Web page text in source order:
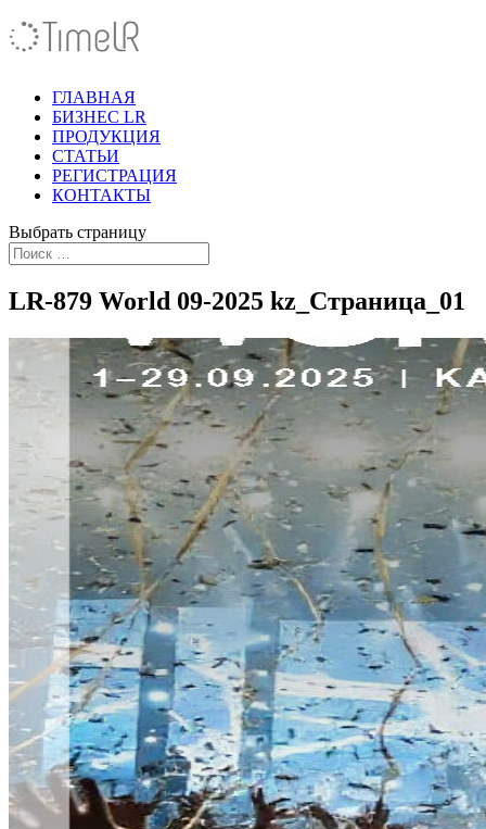
ГЛАВНАЯ
БИЗНЕС LR
ПРОДУКЦИЯ
СТАТЬИ
РЕГИСТРАЦИЯ
КОНТАКТЫ
Выбрать страницу
LR-879 World 09-2025 kz_Страница_01